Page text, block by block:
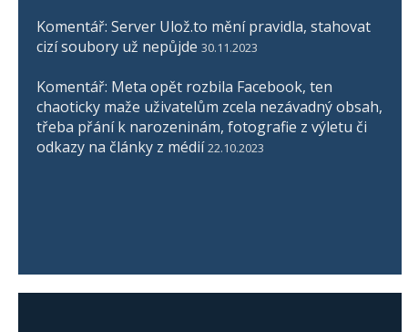
Komentář: Server Ulož.to mění pravidla, stahovat
cizí soubory už nepůjde 30.11.2023
Komentář: Meta opět rozbila Facebook, ten
chaoticky maže uživatelům zcela nezávadný obsah,
třeba přání k narozeninám, fotografie z výletu či
odkazy na články z médií 22.10.2023